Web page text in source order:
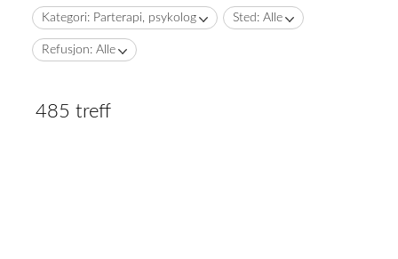
Kategori: Parterapi, psykolog Sted: Alle
Refusjon: Alle
485 treff